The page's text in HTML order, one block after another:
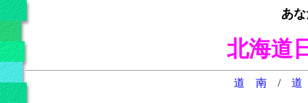
あ
北海道
道 南 / 道